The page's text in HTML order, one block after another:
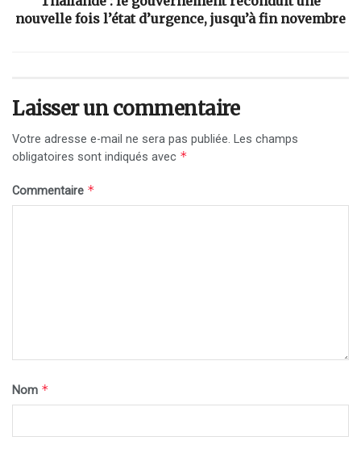
nouvelle fois l’état d’urgence, jusqu’à fin novembre
Laisser un commentaire
Votre adresse e-mail ne sera pas publiée. Les champs
obligatoires sont indiqués avec *
Commentaire *
Nom *